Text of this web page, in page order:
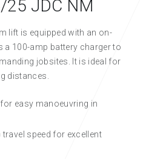
25 JDC NM
lift is equipped with an on-
a 100-amp battery charger to
jobsites. It is ideal for
distances.
easy manoeuvring in
speed for excellent